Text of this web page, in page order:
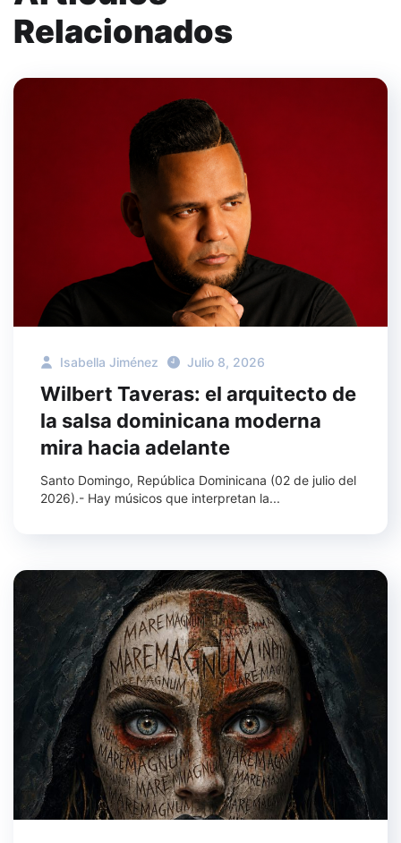
Relacionados
Isabella Jiménez Julio 8, 2026
Wilbert Taveras: el arquitecto de
la salsa dominicana moderna
mira hacia adelante
Santo Domingo, República Dominicana (02 de julio del
2026).- Hay músicos que interpretan la...